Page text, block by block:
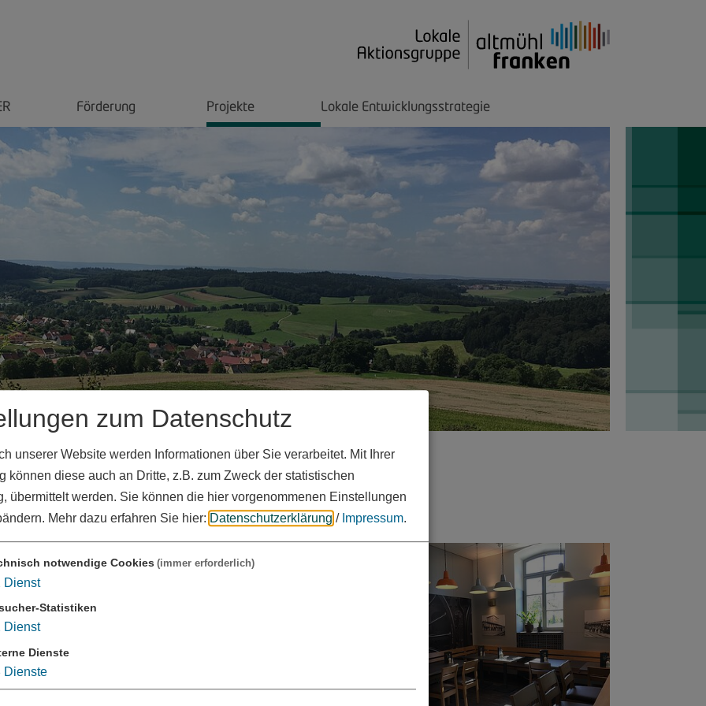
Förderung Projekte Lokale Entwicklungsstrategie
des Weißenburger Bahnhofs ein Cafe mit Kiosk
wird. Menschen mit und ohne Behinderung
und miteinander arbeiten. Seit April 2017
zum Datenschutz
unserer Website werden Informationen über Sie verarbeitet. Mit Ihrer
können diese auch an Dritte, z.B. zum Zweck der statistischen
übermittelt werden. Sie können die hier vorgenommenen Einstellungen
Mehr dazu erfahren Sie hier: Datenschutzerklärung / Impressum.
notwendige Cookies (immer erforderlich)
Dienst
Statistiken
Dienst
Dienste
Dienste